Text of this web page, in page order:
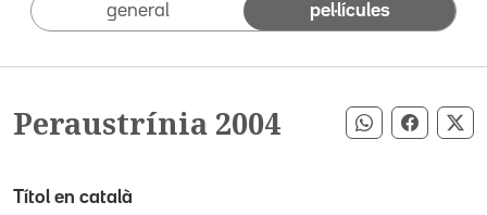
general pel·lícules
Peraustrínia 2004 Compartir
Títol en català